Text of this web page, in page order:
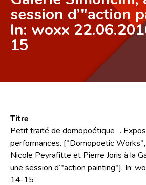
CNL
Équipe scientifique
session d’"action
In: woxx
15
Titre
Petit traité de domopoétique .
performances. ["Domopoetic
Nicole Peyrafitte et Pierre Joris à la
une session d’"action painting"]. In:
14-15